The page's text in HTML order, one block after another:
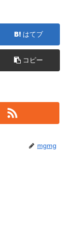
はてブ
コピー
mgmg